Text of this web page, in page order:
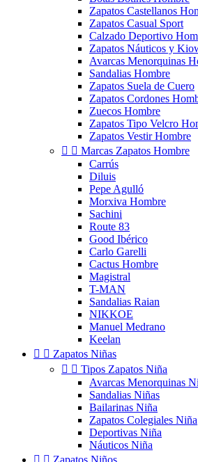
Zapatos Castellanos
Zapatos Casual Sport
Calzado Deportivo
Zapatos Náuticos y
Avarcas Menorquinas
Sandalias Hombre
Zapatos Suela de Cuero
Zapatos Cordones
Zuecos Hombre
Zapatos Tipo Velcro
Zapatos Vestir Hombre
  Marcas Zapatos Hombre
Carrús
Diluis
Pepe Agulló
Morxiva Hombre
Sachini
Route 83
Good Ibérico
Carlo Garelli
Cactus Hombre
Magistral
T-MAN
Sandalias Raian
NIKKOE
Manuel Medrano
Keelan
  Zapatos Niñas
  Tipos Zapatos Niña
Avarcas Menorquinas
Sandalias Niñas
Bailarinas Niña
Zapatos Colegiales Niña
Deportivas Niña
Náuticos Niña
  Zapatos Niños